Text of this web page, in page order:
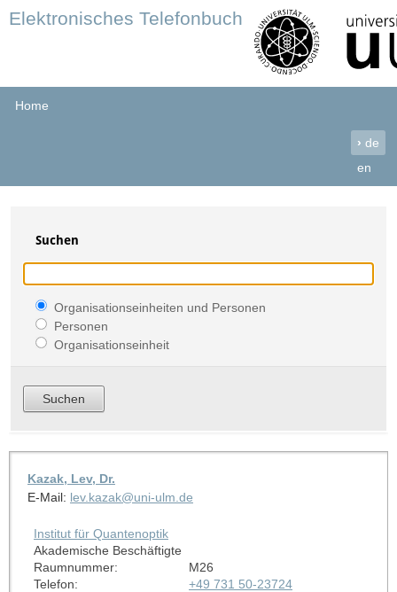
Elektronisches Telefonbuch
Home
› de
en
Suchen
Organisationseinheiten und Personen
Personen
Organisationseinheit
Kazak, Lev, Dr.
E-Mail: lev.kazak@uni-ulm.de
Institut für Quantenoptik
Akademische Beschäftigte
Raumnummer:
M26
Telefon:
+49 731 50-23724